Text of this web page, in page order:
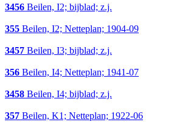
3456 Beilen, I2; bijblad; z.j.
355 Beilen, I2; Netteplan; 1904-09
3457 Beilen, I3; bijblad; z.j.
356 Beilen, I4; Netteplan; 1941-07
3458 Beilen, I4; bijblad; z.j.
357 Beilen, K1; Netteplan; 1922-06